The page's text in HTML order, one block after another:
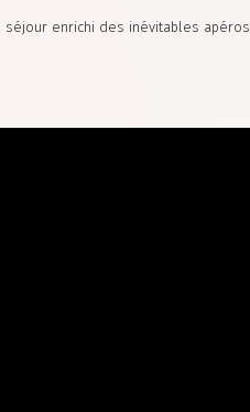
enrichi des inévitables apéros